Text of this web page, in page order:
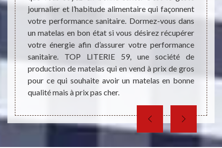
la
en
journalier et l’habitude alimentaire qui façonnent
votre performance sanitaire. Dormez-vous dans
un matelas en bon état si vous désirez récupérer
votre énergie afin d’assurer votre performance
sanitaire. TOP LITERIE 59, une société de
production de matelas qui en vend à prix de gros
pour ce qui souhaite avoir un matelas en bonne
qualité mais à prix pas cher.
afin
ce
votre